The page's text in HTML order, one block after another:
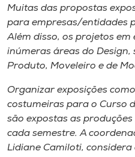
Rádio
Museu
Unoesc
Store
Muitas das propostas
para empresas/entidades
Além disso, os projetos em
inúmeras áreas do Design,
Produto, Moveleiro e de
Organizar exposições
costumeiras para o Curso
são expostas as
cada semestre. A
Lidiane Camiloti, considera